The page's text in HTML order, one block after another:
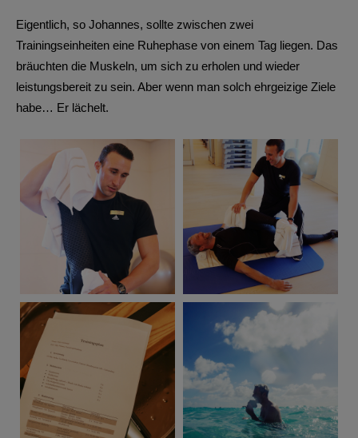
Eigentlich, so Johannes, sollte zwischen zwei
Trainingseinheiten eine Ruhephase von einem Tag liegen. Das
bräuchten die Muskeln, um sich zu erholen und wieder
leistungsbereit zu sein. Aber wenn man solch ehrgeizige Ziele
habe… Er lächelt.